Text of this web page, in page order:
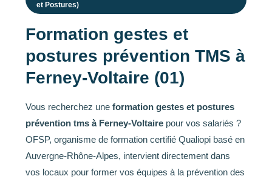
et Postures)
Formation gestes et
postures prévention TMS à
Ferney-Voltaire (01)
Vous recherchez une formation gestes et postures
prévention tms à Ferney-Voltaire pour vos salariés ?
OFSP, organisme de formation certifié Qualiopi basé en
Auvergne-Rhône-Alpes, intervient directement dans
vos locaux pour former vos équipes à la prévention des